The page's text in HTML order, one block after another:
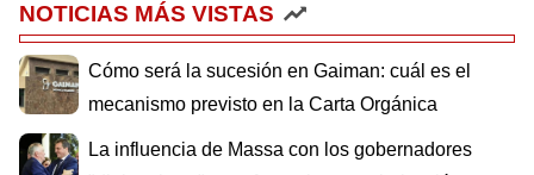
NOTICIAS MÁS VISTAS
Cómo será la sucesión en Gaiman: cuál es el
mecanismo previsto en la Carta Orgánica
La influencia de Massa con los gobernadores